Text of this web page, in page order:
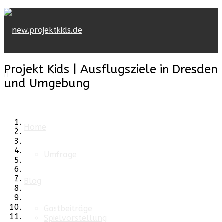
Projekt Kids | Ausflugsziele in Dresden
und Umgebung